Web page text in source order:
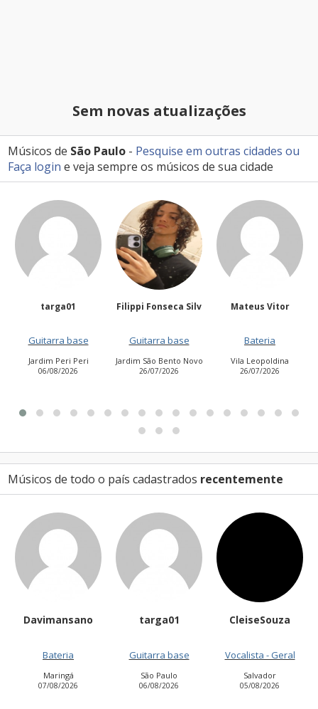
Sem novas atualizações
Músicos de São Paulo - Pesquise em outras cidades ou
Faça login e veja sempre os músicos de sua cidade
Filippi Fonseca Silv
Guitarra base
Jardim São Bento Novo
26/07/2026
Mateus Vitor
Bateria
Vila Leopoldina
26/07/2026
Anailuj Avlis
Vocalista - Baixo
Jardim Aurora (Zona
Leste)
Músicos de todo o país cadastrados recentemente
targa01
Guitarra base
São Paulo
06/08/2026
CleiseSouza
Vocalista - Geral
Salvador
05/08/2026
Helioandradejr
Contrabaixo
São José dos Campos
03/08/2026